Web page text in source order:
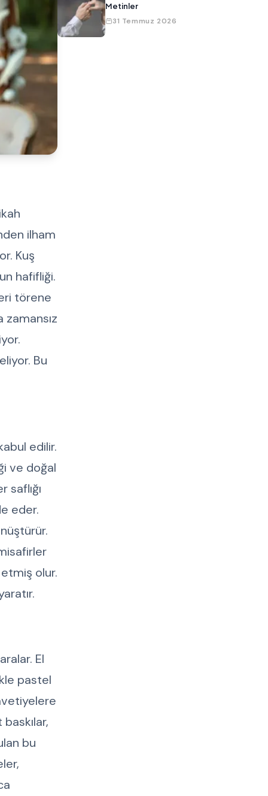
ilham
Kuş
hafifliği.
törene
zamansız
Bu
edilir.
ve doğal
saflığı
eder.
olur.
El
pastel
bu
Metinler
31 Temmuz 2026